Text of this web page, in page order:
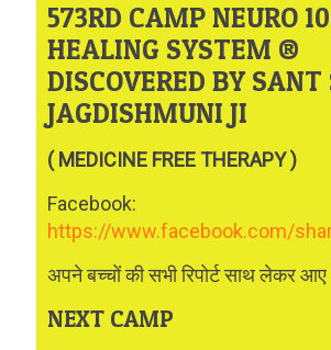
573RD CAMP NEURO
HEALING SYSTEM ®
DISCOVERED BY SANT
JAGDISHMUNI JI
( MEDICINE FREE THERAPY )
Facebook:
https://www.facebook.com/
अपने बच्चों की सभी रिपोर्ट साथ लेकर
NEXT CAMP